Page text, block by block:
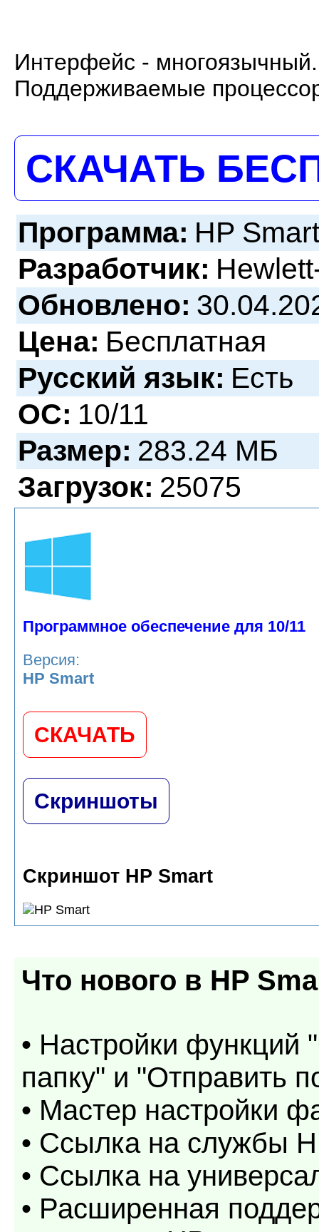
Интерфейс - многоязычный.
Поддерживаемые
СКАЧАТЬ
Программа: HP Smart
Разработчик:
Обновлено:
Цена: Бесплатная
Русский язык: Есть
ОС: 10/11
Размер: 283.24 МБ
Загрузок: 25075
Программное обеспечение для 10/11
Версия:
HP Smart
СКАЧАТЬ
Скриншоты
Скриншот HP Smart
Что нового в HP
• Настройки функций
папку" и "Отправить
• Мастер настройки
• Ссылка на службы
• Ссылка на
• Расширенная